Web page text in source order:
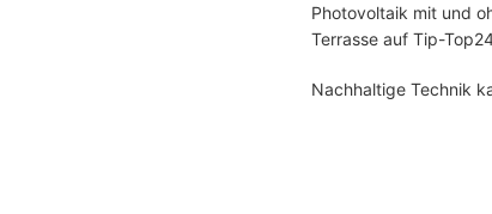
Photovoltaik mit und
Terrasse auf Tip-
Nachhaltige Technik